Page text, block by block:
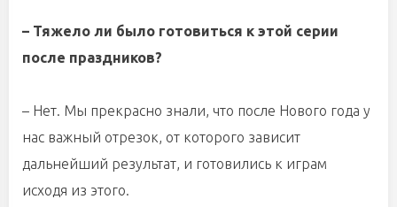
– Тяжело ли было готовиться к этой серии
после праздников?
– Нет. Мы прекрасно знали, что после Нового года у
нас важный отрезок, от которого зависит
дальнейший результат, и готовились к играм
исходя из этого.